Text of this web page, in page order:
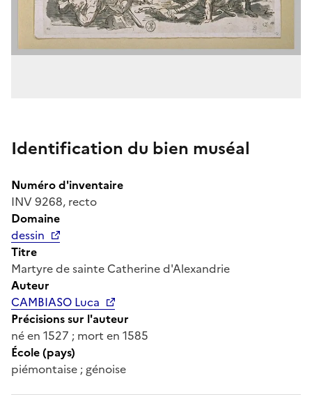
Identification du bien muséal
Numéro d'inventaire
INV 9268, recto
Domaine
dessin
Titre
Martyre de sainte Catherine d'Alexandrie
Auteur
CAMBIASO Luca
Précisions sur l'auteur
né en 1527 ; mort en 1585
École (pays)
piémontaise ; génoise